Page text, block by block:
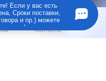
публичной офертой
Агентом приобретения
Клиентом.
Контакты
Если у вас есть
Сроки поставки,
и пр.) можете
в чат!